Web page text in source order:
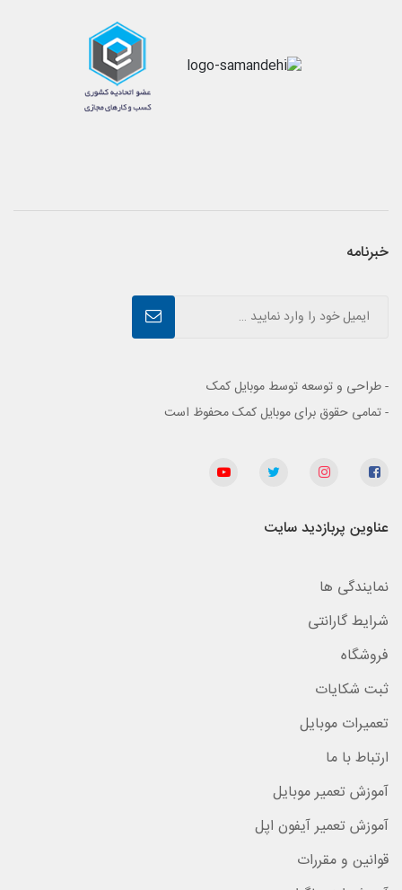
خبرنامه
- طراحی و توسعه توسط موبایل کمک
- تمامی حقوق برای موبایل کمک محفوظ است
عناوین پربازدید سایت
نمایندگی ها
شرایط گارانتی
فروشگاه
ثبت شکایات
تعمیرات موبایل
ارتباط با ما
آموزش تعمیر موبایل
آموزش تعمیر آیفون اپل
قوانین و مقررات